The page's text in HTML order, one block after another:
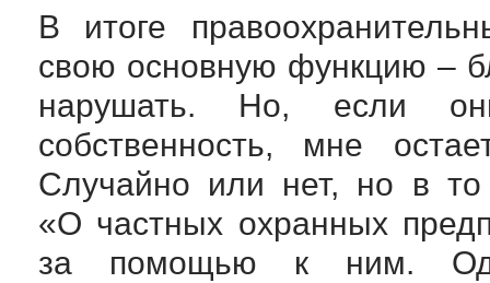
В итоге
свою основную функцию –
нарушать. Но, если
собственность, мне
Случайно или нет, но в
«О частных охранных
за помощью к ним.